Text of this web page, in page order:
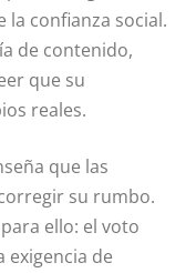
la confianza social.
de contenido,
que su
reales.
que las
su rumbo.
ello: el voto
exigencia de